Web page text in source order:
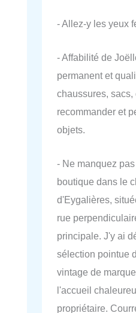
- Allez-y les yeux
- Affabilité de
permanent et
chaussures,
recommander et
objets.
- Ne manquez
boutique dans le
d'Eygalières,
rue
principale. J'y ai
sélection pointue
vintage de
l'accueil
propriétaire.